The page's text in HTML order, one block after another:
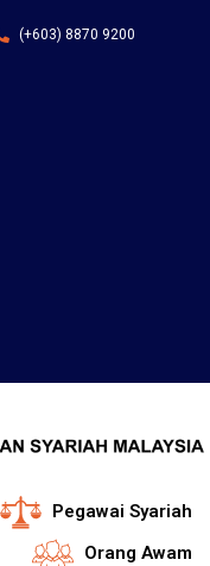
(+603) 8870 9200
Pegawai Syariah
Orang Awam